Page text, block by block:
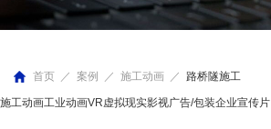
首页 ／ 案例 ／ 施工动画 ／ 路桥隧施工
施工动画工业动画VR虚拟现实影视广告/包装企业宣传片